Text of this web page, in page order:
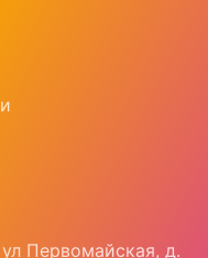
Первомайская, д.